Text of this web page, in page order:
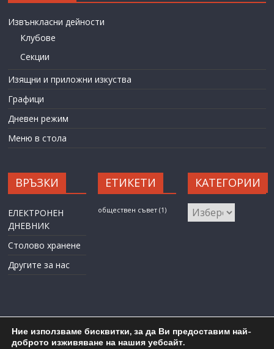
Извънкласни дейности
Клубове
Секции
Изящни и приложни изкуства
Графици
Дневен режим
Меню в стола
ВРЪЗКИ
ЕЛЕКТРОНЕН
ДНЕВНИК
Столово хранене
Другите за нас
ЕТИКЕТИ
обществен съвет (1)
КАТЕГОРИИ
КАТЕГОРИИ
Ние използваме бисквитки, за да Ви предоставим най-
доброто изживяване на нашия уебсайт.